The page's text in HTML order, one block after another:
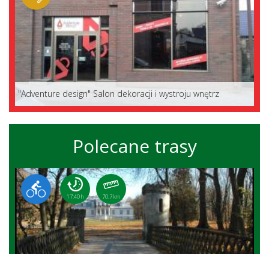
"Adventure design" Salon dekoracji i wystroju wnętrz
Polecane trasy
17:40 h 70.7 km